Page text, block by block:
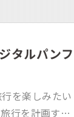
タルパンフ
を楽しみたい
行を計画す…